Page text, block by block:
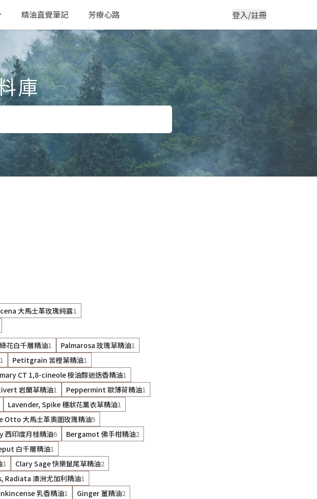
精油直覺筆記 芳療心路 登入/註冊
庫
大馬士革玫瑰純露1
花白千層精油1 Palmarosa 玫瑰草精油1
1 Petitgrain 苦橙葉精油1
CT 1,8-cineole 桉油醇迷迭香精油1
岩蘭草精油1 Peppermint 歐薄荷精油1
Lavender, Spike 穗狀花薰衣草精油1
Otto 大馬士革奧圖玫瑰精油5
西印度月桂精油6 Bergamot 佛手柑精油2
白千層精油1
1 Clary Sage 快樂鼠尾草精油2
Radiata 澳洲尤加利精油1
乳香精油1 Ginger 薑精油2